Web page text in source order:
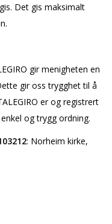
Det gis maksimalt
gir menigheten en
gir oss trygghet til å
er og registrert
og trygg ordning.
: Norheim kirke,